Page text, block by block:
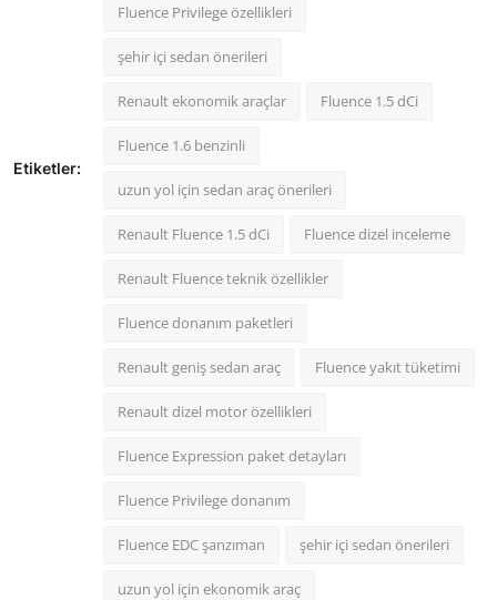
Etiketler:
Fluence Privilege özellikleri
şehir içi sedan önerileri
Renault ekonomik araçlar Fluence 1.5 dCi
Fluence 1.6 benzinli
uzun yol için sedan araç önerileri
Renault Fluence 1.5 dCi Fluence dizel inceleme
Renault Fluence teknik özellikler
Fluence donanım paketleri
Renault geniş sedan araç Fluence yakıt tüketimi
Renault dizel motor özellikleri
Fluence Expression paket detayları
Fluence Privilege donanım
Fluence EDC şanzıman şehir içi sedan önerileri
uzun yol için ekonomik araç